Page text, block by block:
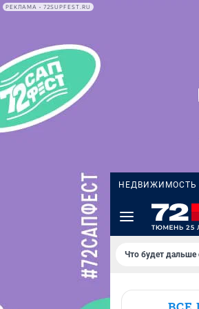
РЕКЛАМА • 72SUPFEST.RU
НЕДВИЖИМОСТЬ
Что будет дальше